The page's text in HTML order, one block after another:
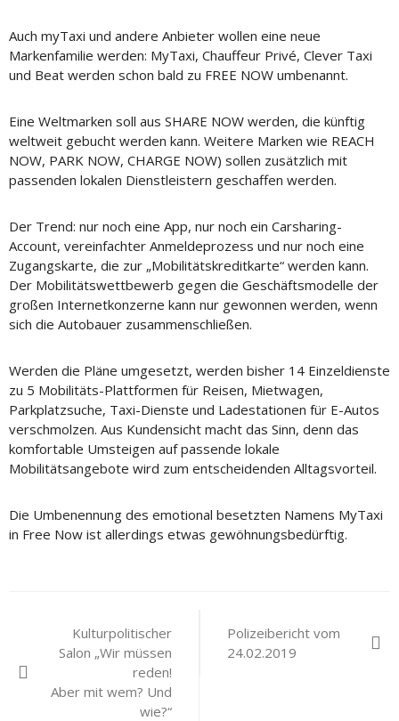
Auch myTaxi und andere Anbieter wollen eine neue
Markenfamilie werden: MyTaxi, Chauffeur Privé, Clever Taxi
und Beat werden schon bald zu FREE NOW umbenannt.
Eine Weltmarken soll aus SHARE NOW werden, die künftig
weltweit gebucht werden kann. Weitere Marken wie REACH
NOW, PARK NOW, CHARGE NOW) sollen zusätzlich mit
passenden lokalen Dienstleistern geschaffen werden.
Der Trend: nur noch eine App, nur noch ein Carsharing-
Account, vereinfachter Anmeldeprozess und nur noch eine
Zugangskarte, die zur „Mobilitätskreditkarte“ werden kann.
Der Mobilitätswettbewerb gegen die Geschäftsmodelle der
großen Internetkonzerne kann nur gewonnen werden, wenn
sich die Autobauer zusammenschließen.
Werden die Pläne umgesetzt, werden bisher 14 Einzeldienste
zu 5 Mobilitäts-Plattformen für Reisen, Mietwagen,
Parkplatzsuche, Taxi-Dienste und Ladestationen für E-Autos
verschmolzen. Aus Kundensicht macht das Sinn, denn das
komfortable Umsteigen auf passende lokale
Mobilitätsangebote wird zum entscheidenden Alltagsvorteil.
Die Umbenennung des emotional besetzten Namens MyTaxi
in Free Now ist allerdings etwas gewöhnungsbedürftig.
Kulturpolitischer
Salon „Wir müssen
reden!
Aber mit wem? Und
wie?“
Polizeibericht vom
24.02.2019